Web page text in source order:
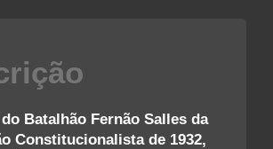
Batalhão Fernão Salles da
Constitucionalista de 1932,